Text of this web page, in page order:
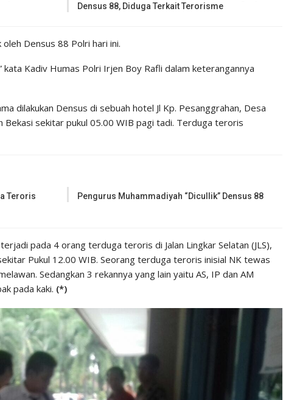
Densus 88, Diduga Terkait Terorisme
Densus 88 Polri hari ini.
kata Kadiv Humas Polri Irjen Boy Rafli dalam keterangannya
dilakukan Densus di sebuah hotel Jl Kp. Pesanggrahan, Desa
Bekasi sekitar pukul 05.00 WIB pagi tadi. Terduga teroris
Teroris
Pengurus Muhammadiyah “Dicullik” Densus 88
pada 4 orang terduga teroris di Jalan Lingkar Selatan (JLS),
Pukul 12.00 WIB. Seorang terduga teroris inisial NK tewas
Sedangkan 3 rekannya yang lain yaitu AS, IP dan AM
pada kaki. (*)